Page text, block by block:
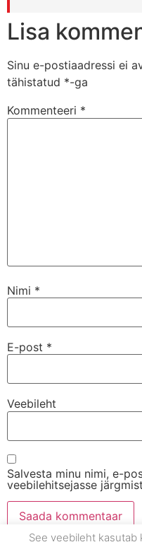
Lisa
Sinu e-postiaadressi ei
tähistatud *-ga
Kommenteeri *
Nimi *
E-post *
Veebileht
Salvesta minu nimi, e-
veebilehitsejasse